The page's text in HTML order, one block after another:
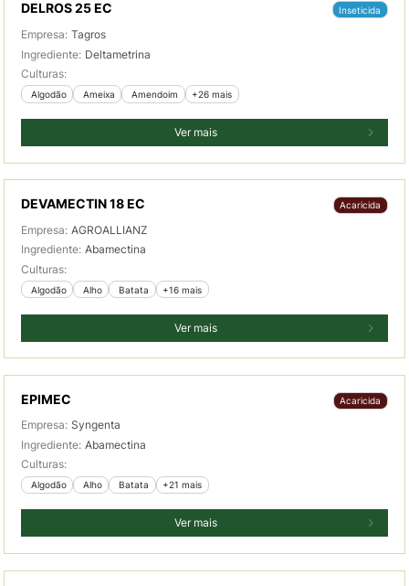
DELROS 25 EC Inseticida
Empresa: Tagros
Ingrediente: Deltametrina
Culturas:
Algodão Ameixa Amendoim +26 mais
Ver mais
DEVAMECTIN 18 EC Acaricida
Empresa: AGROALLIANZ
Ingrediente: Abamectina
Culturas:
Algodão Alho Batata +16 mais
Ver mais
EPIMEC Acaricida
Empresa: Syngenta
Ingrediente: Abamectina
Culturas:
Algodão Alho Batata +21 mais
Ver mais